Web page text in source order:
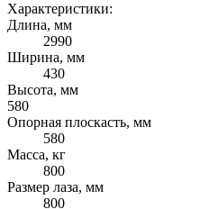
Характеристики:
Длина, мм
2990
Ширина, мм
430
Высота, мм
580
Опорная плоскасть, мм
580
Масса, кг
800
Размер лаза, мм
800